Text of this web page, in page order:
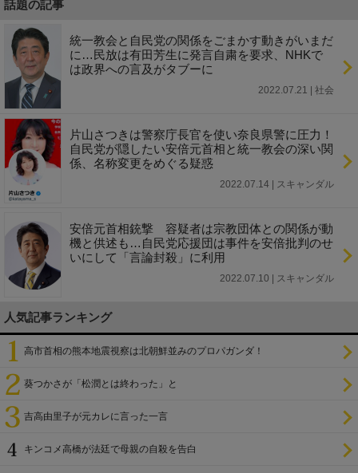
話題の記事
統一教会と自民党の関係をごまかす動きがいまだ
に…民放は有田芳生に発言自粛を要求、NHKで
は政界への言及がタブーに
2022.07.21 | 社会
片山さつきは警察庁長官を使い奈良県警に圧力！
自民党が隠したい安倍元首相と統一教会の深い関
係、名称変更をめぐる疑惑
2022.07.14 | スキャンダル
安倍元首相銃撃 容疑者は宗教団体との関係が動
機と供述も…自民党応援団は事件を安倍批判のせ
いにして「言論封殺」に利用
2022.07.10 | スキャンダル
人気記事ランキング
高市首相の熊本地震視察は北朝鮮並みのプロパガンダ！
葵つかさが「松潤とは終わった」と
吉高由里子が元カレに言った一言
キンコメ高橋が法廷で母親の自殺を告白